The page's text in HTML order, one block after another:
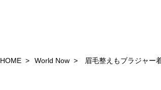
HOME World Now 眉毛整えもブラジャー